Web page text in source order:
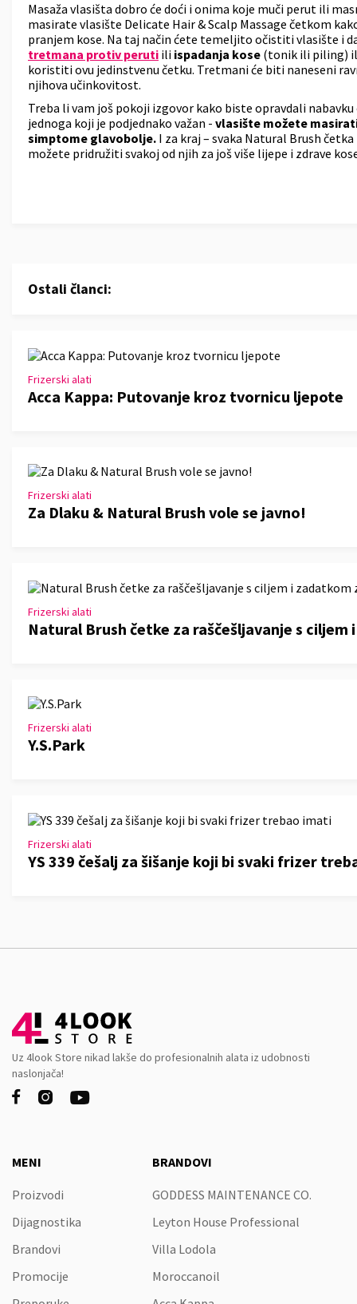
Masaža vlasišta dobro će doći i onima koje muči perut ili
masirate vlasište Delicate Hair & Scalp Massage četkom
pranjem kose. Na taj način ćete temeljito očistiti vlasište i
tretmana protiv peruti ili ispadanja kose (tonik ili piling)
koristiti ovu jedinstvenu četku. Tretmani će biti naneseni
njihova učinkovitost.
Treba li vam još pokoji izgovor kako biste opravdali
jednoga koji je podjednako važan - vlasište možete
simptome glavobolje. I za kraj – svaka Natural Brush
možete pridružiti svakoj od njih za još više lijepe i zdrave
Ostali članci:
Frizerski alati
Acca Kappa: Putovanje kroz tvornicu ljepote
Frizerski alati
Za Dlaku & Natural Brush vole se javno!
Frizerski alati
Natural Brush četke za raščešljavanje s
Frizerski alati
Y.S.Park
Frizerski alati
YS 339 češalj za šišanje koji bi svaki frizer
Uz 4look Store nikad lakše do profesionalnih alata iz udobnosti
naslonjača!
  
MENI
Proizvodi
Dijagnostika
Brandovi
Promocije
BRANDOVI
GODDESS MAINTENANCE CO.
Leyton House Professional
Villa Lodola
Moroccanoil